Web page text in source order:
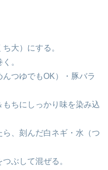
大）にする。
。
つゆでもOK）・豚バラ
ちにしっかり味を染み込
、刻んだ白ネギ・水（つ
ぶして混ぜる。